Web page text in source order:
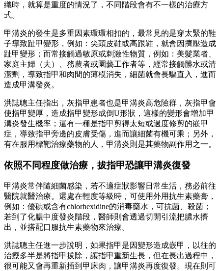
織時，就算是重度的情況了，不同階段會有不一樣的治療方
式。
甲溝炎的發生是多重因素環環相扣的，最常見的是穿太緊的鞋
子導致趾甲變形，例如：尖頭皮鞋或高跟鞋，就會因擠壓造成
趾甲變形；而常接觸過敏原或刺激性物質，例如：美髮業者、
家庭主婦（夫）、務農者或園藝工作者等，經常接觸髒水或清
潔劑，導致指甲和肉間的薄模消失，細菌就會長驅直入，進而
造成甲溝發炎。
洪誌聰主任指出，灰指甲患者也是甲溝炎高危險群，灰指甲會
使指甲變厚，造成指甲變形成倒U形狀，這樣的變形會增加甲
溝炎發生機率；還有一種是指甲剪得太短或過度修剪的嵌甲
症，導致指甲旁邊的皮膚受傷，進而讓細菌有機可乘；另外，
有在服用標靶治療藥物的人，甲溝炎則是其藥物副作用之一。
依照不同程度做治療，拔指甲恐讓甲溝炎復發
甲溝炎常伴隨細菌感染，若不適症狀影響日常生活，務必前往
醫院就醫治療。還處在輕度等級時，可使用外用抗生素藥膏，
例如：優碘或含有chlorhexidine的消毒藥水，可抗菌、殺菌；
若到了化膿中度發炎階段，醫師則會透過切開引流把膿水擠
出，並搭配口服抗生素藥物來治療。
洪誌聰主任進一步說明，如果指甲是因變形造成嵌甲，以往的
治療多半是將指甲拔除，讓指甲重新生長，但在長出過程中，
很可能又會再重新插到甲床肉，讓甲溝炎再度復發。現在則可